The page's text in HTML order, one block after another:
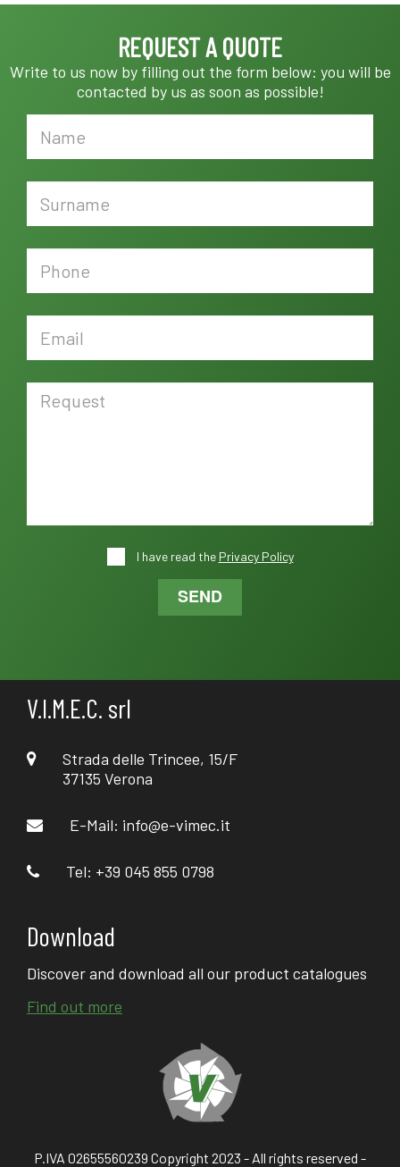
REQUEST A QUOTE
Write to us now by filling out the form below: you will be
contacted by us as soon as possible!
I have read the Privacy Policy
SEND
V.I.M.E.C. srl
Strada delle Trincee, 15/F
37135 Verona
E-Mail: info@e-vimec.it
Tel: +39 045 855 0798
Download
Discover and download all our product catalogues
Find out more
P.IVA 02655560239 Copyright 2023 - All rights reserved -